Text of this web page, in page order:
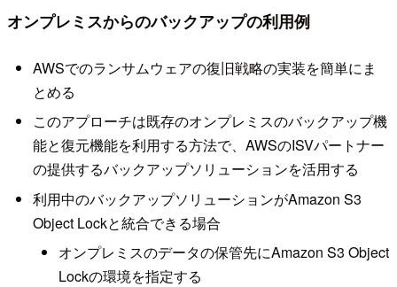
オンプレミスからのバックアップの利用例
AWSでのランサムウェアの復旧戦略の実装を簡単にま
とめる
このアプローチは既存のオンプレミスのバックアップ機
能と復元機能を利用する方法で、AWSのISVパートナー
の提供するバックアップソリューションを活用する
利用中のバックアップソリューションがAmazon S3
Object Lockと統合できる場合
オンプレミスのデータの保管先にAmazon S3 Object
Lockの環境を指定する